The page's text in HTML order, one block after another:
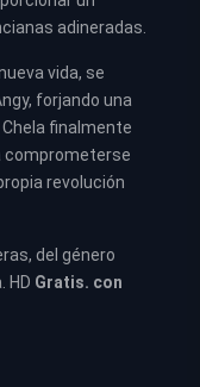
adineradas.
vida, se
forjando una
finalmente
comprometerse
revolución
del género
HD Gratis. con